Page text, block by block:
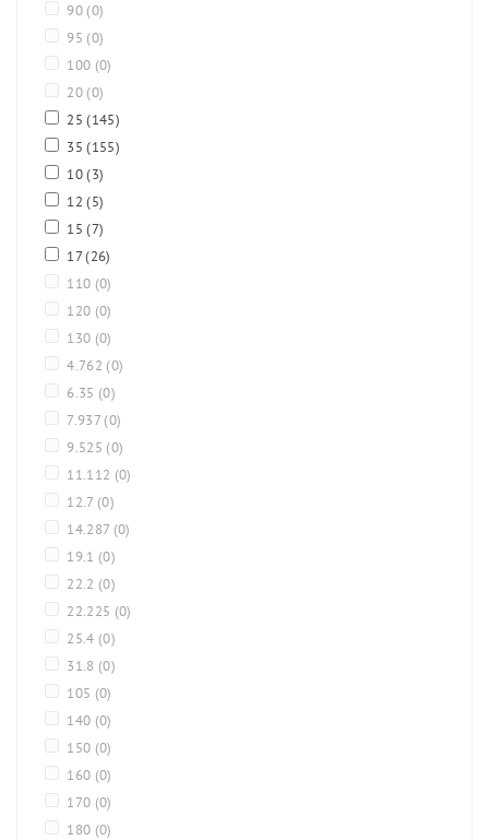
90 (0)
95 (0)
100 (0)
20 (0)
25(145)
35(155)
10(3)
12(5)
15(7)
17(26)
110 (0)
120 (0)
130 (0)
4.762 (0)
6.35 (0)
7.937 (0)
9.525 (0)
11.112 (0)
12.7 (0)
14.287 (0)
19.1 (0)
22.2 (0)
22.225 (0)
25.4 (0)
31.8 (0)
105 (0)
140 (0)
150 (0)
160 (0)
170 (0)
180 (0)